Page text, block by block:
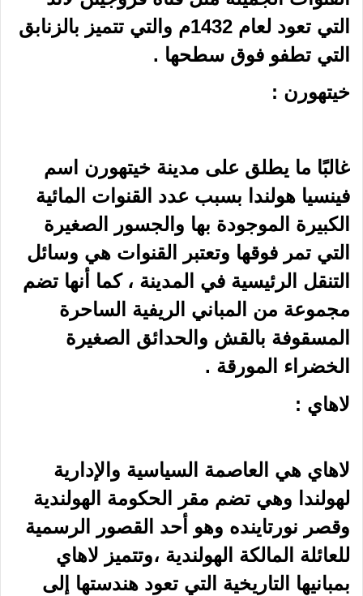
التي تعود لعام 1432م والتي تتميز بالزنابق
التي تطفو فوق سطحها .
خيتهورن :
غالبًا ما يطلق على مدينة خيتهورن اسم
فينسيا هولندا بسبب عدد القنوات المائية
الكبيرة الموجودة بها والجسور الصغيرة
التي تمر فوقها وتعتبر القنوات هي وسائل
التنقل الرئيسية في المدينة ، كما أنها تضم
مجموعة من المباني الريفية الساحرة
المسقوفة بالقش والحدائق الصغيرة
الخضراء المورقة .
لاهاي :
لاهاي هي العاصمة السياسية والإدارية
لهولندا وهي تضم مقر الحكومة الهولندية
وقصر نورتاينده وهو أحد القصور الرسمية
للعائلة المالكة الهولندية ،وتتميز لاهاي
بمبانيها التاريخية التي تعود هندستها إلى